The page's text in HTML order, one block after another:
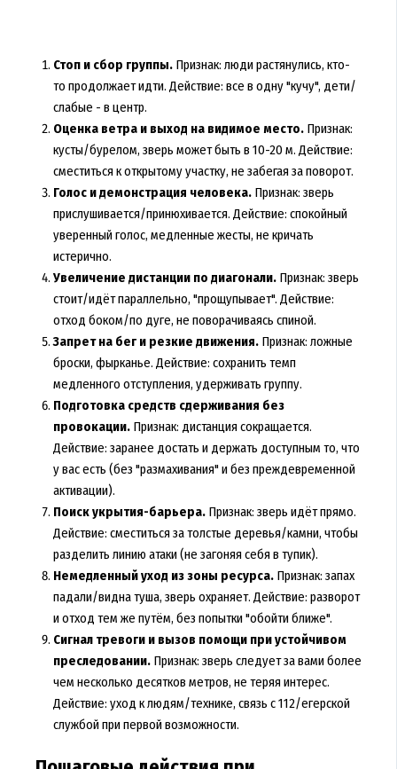
Стоп и сбор группы.Признак: люди растянулись, кто-
то продолжает идти. Действие: все в одну "кучу", дети/
слабые - в центр.
Оценка ветра и выход на видимое место.Признак:
кусты/бурелом, зверь может быть в 10-20 м. Действие:
сместиться к открытому участку, не забегая за поворот.
Голос и демонстрация человека.Признак: зверь
прислушивается/принюхивается. Действие: спокойный
уверенный голос, медленные жесты, не кричать
истерично.
Увеличение дистанции по диагонали.Признак: зверь
стоит/идёт параллельно, "прощупывает". Действие:
отход боком/по дуге, не поворачиваясь спиной.
Запрет на бег и резкие движения.Признак: ложные
броски, фырканье. Действие: сохранить темп
медленного отступления, удерживать группу.
Подготовка средств сдерживания без
провокации.Признак: дистанция сокращается.
Действие: заранее достать и держать доступным то, что
у вас есть (без "размахивания" и без преждевременной
активации).
Поиск укрытия-барьера.Признак: зверь идёт прямо.
Действие: сместиться за толстые деревья/камни, чтобы
разделить линию атаки (не загоняя себя в тупик).
Немедленный уход из зоны ресурса.Признак: запах
падали/видна туша, зверь охраняет. Действие: разворот
и отход тем же путём, без попытки "обойти ближе".
Сигнал тревоги и вызов помощи при устойчивом
преследовании.Признак: зверь следует за вами более
чем несколько десятков метров, не теряя интерес.
Действие: уход к людям/технике, связь с 112/егерской
службой при первой возможности.